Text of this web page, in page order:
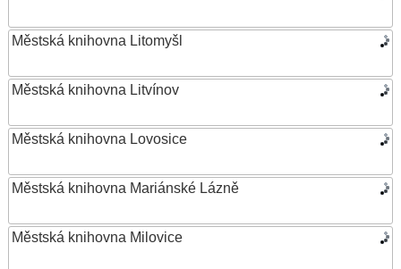
Městská knihovna Litomyšl
Městská knihovna Litvínov
Městská knihovna Lovosice
Městská knihovna Mariánské Lázně
Městská knihovna Milovice